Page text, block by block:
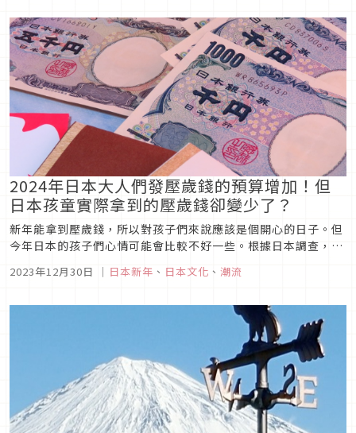
2024年日本大人們發壓歲錢的預算增加！但
日本孩童實際拿到的壓歲錢卻變少了？
新年能拿到壓歲錢，所以對孩子們來說應該是個開心的日子。但
今年日本的孩子們心情可能會比較不好一些。根據日本調查，相
較於前一年，雖然2024年日本的大人為小孩們準備的紅包預算
提高了，但孩子們卻紛紛表示領到的錢比以前還少。這究竟是怎
2023年12月30日 ｜ 日本新年 、 日本文化 、 潮流